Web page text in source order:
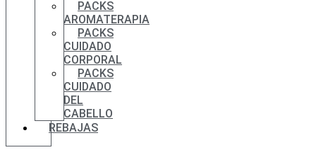
PACKS
AROMATERAPIA
PACKS
CUIDADO
CORPORAL
PACKS
CUIDADO
DEL
CABELLO
REBAJAS